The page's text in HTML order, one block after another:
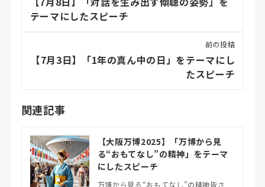
テーマにしたスピーチ
前の投稿
【7月3日】「1年の真ん中の日」をテーマにし
たスピーチ
関連記事
【大阪万博2025】「万博から見
る“おもてなし”の精神」をテーマ
にしたスピーチ
万博から見る“おもてなし”の精神皆さ